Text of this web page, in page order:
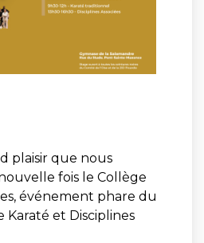
plaisir que nous
fois le Collège
, événement phare du
Karaté et Disciplines